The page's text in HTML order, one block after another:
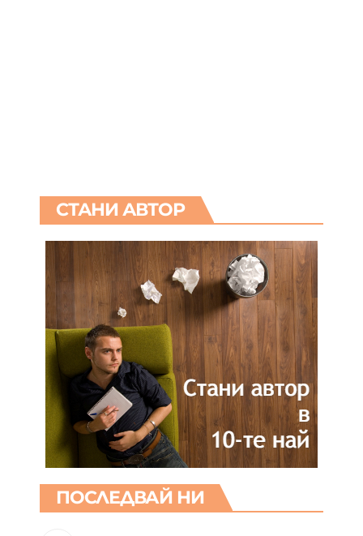
СТАНИ АВТОР
ПОСЛЕДВАЙ НИ